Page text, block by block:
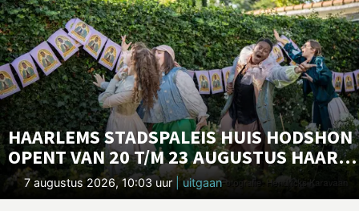
HAARLEMS STADSPALEIS HUIS HODSHON
OPENT VAN 20 T/M 23 AUGUSTUS HAAR
DEUREN VOOR CULTUREEL FESTIVAL
HENDRICKS KARAVAAN
7 augustus 2026, 10:03 uur | uitgaan